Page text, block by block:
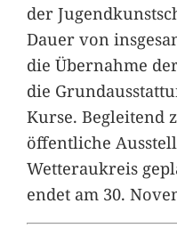
der
Dauer von
die Übernahme
die
Kurse. Begleitend
öffentliche
Wetteraukreis
endet am 30.